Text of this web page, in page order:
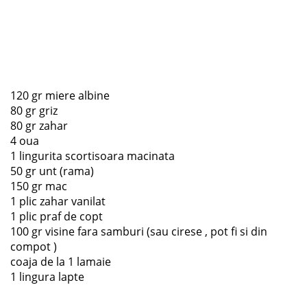
120 gr miere albine
80 gr griz
80 gr zahar
4 oua
1 lingurita scortisoara macinata
50 gr unt (rama)
150 gr mac
1 plic zahar vanilat
1 plic praf de copt
100 gr visine fara samburi (sau cirese , pot fi si din
compot )
coaja de la 1 lamaie
1 lingura lapte